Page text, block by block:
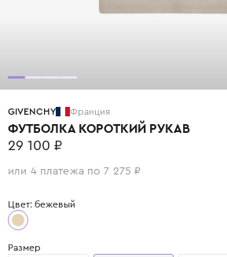
GIVENCHY Франция
ФУТБОЛКА КОРОТКИЙ РУКАВ
29 100 ₽
или 4 платежа по 7 275 ₽
Цвет: бежевый
Размер